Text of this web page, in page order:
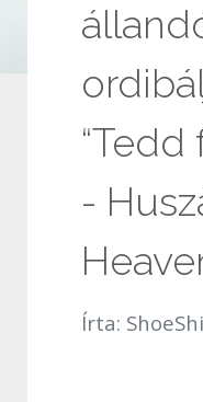
“Tedd
-
Írta: